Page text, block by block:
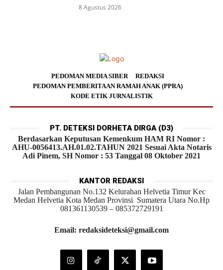
8 Agustus 2026
PEDOMAN MEDIA SIBER
REDAKSI
PEDOMAN PEMBERITAAN RAMAH ANAK (PPRA)
KODE ETIK JURNALISTIK
PT. DETEKSI DORHETA DIRGA (D3)
Berdasarkan Keputusan Kemenkum HAM RI Nomor :
AHU-0056413.AH.01.02.TAHUN 2021 Sesuai Akta Notaris
Adi Pinem, SH Nomor : 53 Tanggal 08 Oktober 2021
KANTOR REDAKSI
Jalan Pembangunan No.132 Kelurahan Helvetia Timur Kec
Medan Helvetia Kota Medan Provinsi Sumatera Utara No.Hp
081361130539 – 085372729191
Email: redaksideteksi@gmail.com